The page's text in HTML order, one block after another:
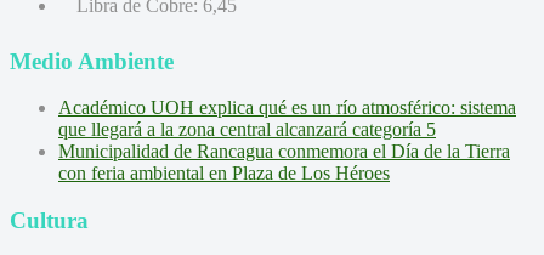
Libra de Cobre: 6,45
Medio Ambiente
Académico UOH explica qué es un río atmosférico: sistema
que llegará a la zona central alcanzará categoría 5
Municipalidad de Rancagua conmemora el Día de la Tierra
con feria ambiental en Plaza de Los Héroes
Cultura